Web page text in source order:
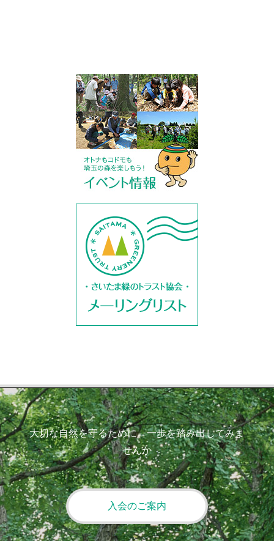
大切な自然を守るために、一歩を踏み出してみま
せんか
入会のご案内